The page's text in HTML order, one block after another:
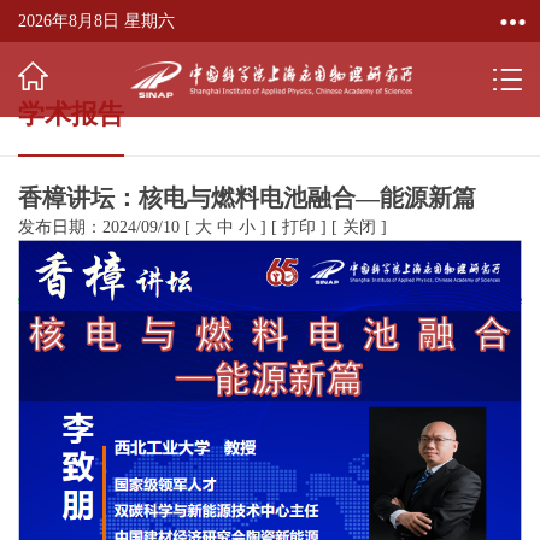
2026年8月8日 星期六
学术报告
香樟讲坛：核电与燃料电池融合—能源新篇
发布日期：2024/09/10 [ 大 中 小 ] [ 打印 ] [ 关闭 ]